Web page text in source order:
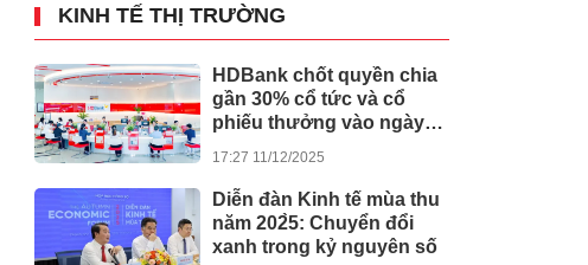
KINH TẾ THỊ TRƯỜNG
HDBank chốt quyền chia
gần 30% cổ tức và cổ
phiếu thưởng vào ngày
lớn
17:27 11/12/2025
Diễn đàn Kinh tế mùa thu
năm 202̀5: Chuyển đổi
xanh trong kỷ nguyên số